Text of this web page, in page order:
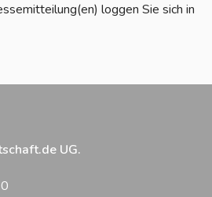
loggen Sie sich in
UG.